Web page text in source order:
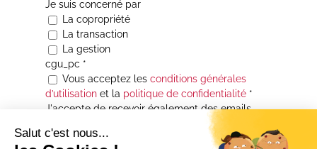
Je suis concerné par
La copropriété
La transaction
La gestion
cgu_pc *
Vous acceptez les conditions générales
d’utilisationet la politique de confidentialité*
J'accepte de recevoir également des emails
Je souhaite être informé(e) de toutes les
actualités immobilières des agences de la